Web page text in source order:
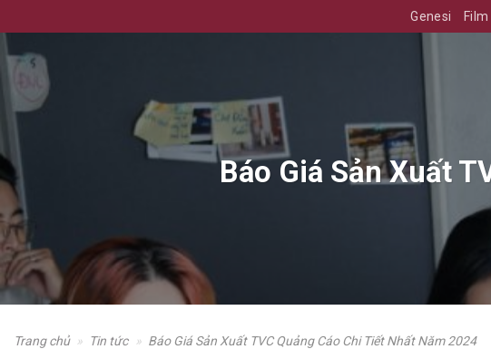
to
content
Genesi Film
Báo Giá Sản Xuất
Trang chủ » Tin tức » Báo Giá Sản Xuất TVC Quảng Cáo Chi Tiết Nhất Năm 2024